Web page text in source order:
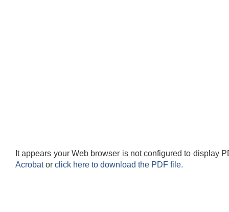
It appears your Web browser is not configured to display
Acrobator click here to download the PDF file.